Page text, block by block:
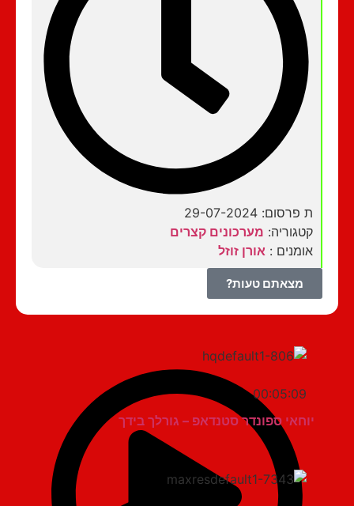
ת פרסום: 29-07-2024
קטגוריה:מערכונים קצרים
אומנים :אורן זוזל
מצאתם טעות?
00:05:09
יוחאי ספונדר סטנדאפ – גורלך בידך